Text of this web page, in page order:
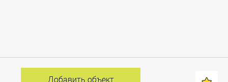
Добавить объект